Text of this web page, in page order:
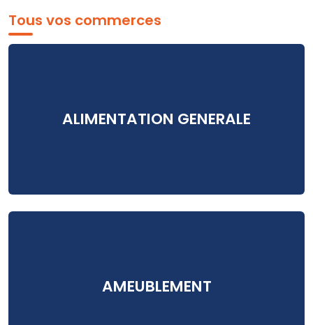
Tous vos commerces
ALIMENTATION GENERALE
AMEUBLEMENT